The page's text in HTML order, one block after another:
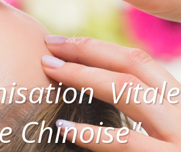
Vitale
Chinoise"